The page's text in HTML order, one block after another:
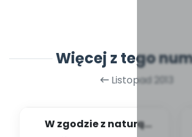
Więcej z tego
Listopad 2013
W zgodzie z naturą